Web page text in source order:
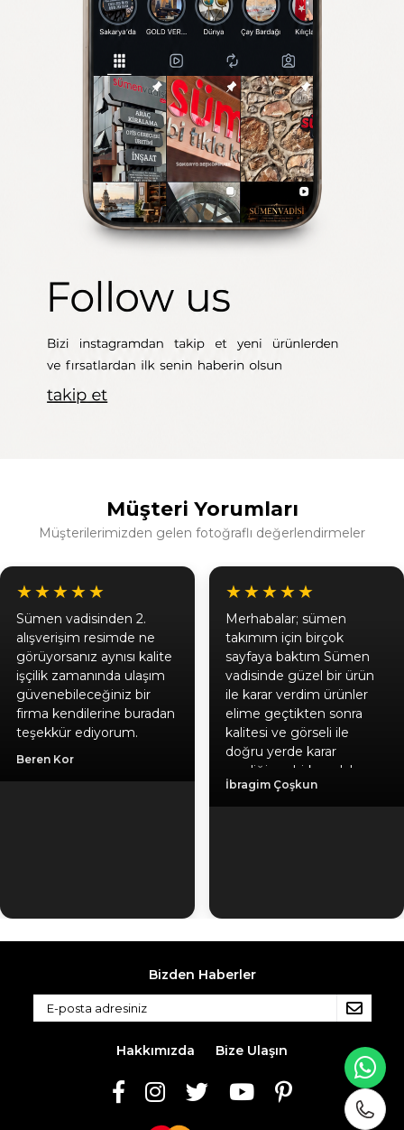
Müşteri Yorumları
Müşterilerimizden gelen fotoğraflı değerlendirmeler
★★★★★
Sümen vadisinden 2.
alışverişim resimde ne
görüyorsanız aynısı kalite
işçilik zamanında ulaşım
güvenebileceğiniz bir
firma kendilerine buradan
teşekkür ediyorum.
Beren Kor
★★★★★
Merhabalar; sümen
takımım için birçok
sayfaya baktım Sümen
vadisinde güzel bir ürün
ile karar verdim ürünler
elime geçtikten sonra
kalitesi ve görseli ile
doğru yerde karar
verdiğime birkez daha
emin oldum, hediyeniz
için ayrıca teşekkür
İbragim Çoşkun
Bizden Haberler
Hakkımızda Bize Ulaşın